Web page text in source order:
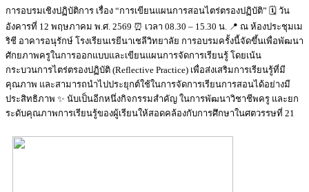
การอบรมเชิงปฏิบัติการ เรื่อง “การเขียนแผนการสอนไตร่ตรองปฏิบัติ” 🗓️ วัน
อังคารที่ 12 พฤษภาคม พ.ศ. 2569 ⏰ เวลา 08.30 – 15.30 น. 📍 ณ ห้องประชุมเม
ริชี อาคารอนุรักษ์ โรงเรียนเรยีนาเชลีวิทยาลัย การอบรมครั้งนี้จัดขึ้นเพื่อพัฒนา
ศักยภาพครูในการออกแบบและเขียนแผนการจัดการเรียนรู้ โดยเน้น
กระบวนการไตร่ตรองปฏิบัติ (Reflective Practice) เพื่อส่งเสริมการเรียนรู้ที่มี
คุณภาพ และสามารถนำไปประยุกต์ใช้ในการจัดการเรียนการสอนได้อย่างมี
ประสิทธิภาพ ✨ นับเป็นอีกหนึ่งกิจกรรมสำคัญ ในการพัฒนาวิชาชีพครู และยก
ระดับคุณภาพการเรียนรู้ของผู้เรียนให้สอดคล้องกับการศึกษาในศตวรรษที่ 21